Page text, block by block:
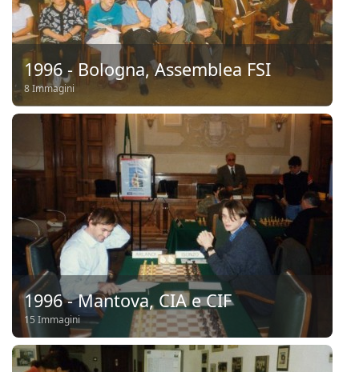
1996 - Bologna, Assemblea FSI
8 Immagini
1996 - Mantova, CIA e CIF
15 Immagini